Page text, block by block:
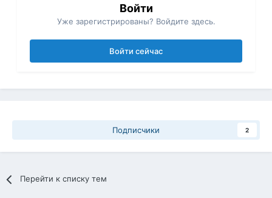
Войти
Уже зарегистрированы? Войдите здесь.
Войти сейчас
Подписчики 2
Перейти к списку тем